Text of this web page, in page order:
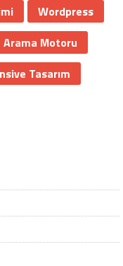
Wordpress
Arama Motoru
Tasarım